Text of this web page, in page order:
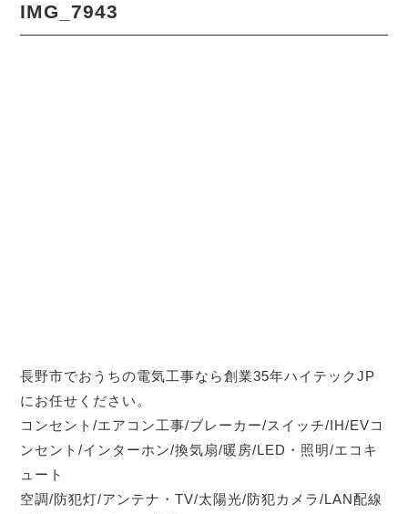
IMG_7943
長野市でおうちの電気工事なら創業35年ハイテックJP
にお任せください。
コンセント/エアコン工事/ブレーカー/スイッチ/IH/EVコ
ンセント/インターホン/換気扇/暖房/LED・照明/エコキ
ュート
空調/防犯灯/アンテナ・TV/太陽光/防犯カメラ/LAN配線